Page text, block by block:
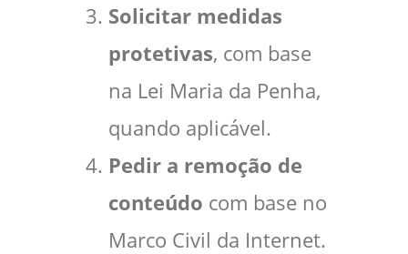
Solicitar medidas
protetivas, com base
na Lei Maria da Penha,
quando aplicável.
Pedir a remoção de
conteúdo com base no
Marco Civil da Internet.